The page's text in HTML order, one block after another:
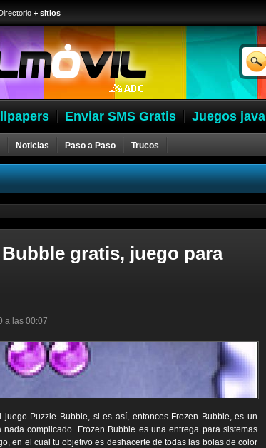
+ sitios
Enviar SMS Gratis Juegos java
Noticias Paso a Paso Trucos
gratis, juego para
a las 00:07
juego Puzzle Bubble, si es así, entonces Frozen Bubble, es un
complicado. Frozen Bubble es una entrega para sistemas
en el cual tu objetivo es deshacerte de todas las bolas de color